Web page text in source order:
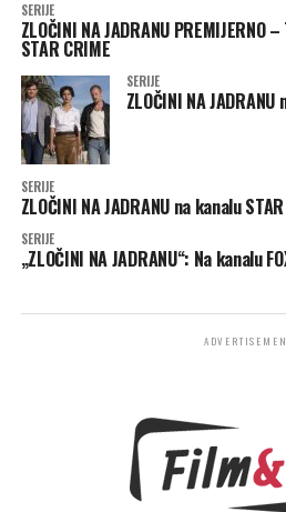
SERIJE
ZLOČINI NA JADRANU PREMIJERNO
STAR CRIME
SERIJE
ZLOČINI NA
SERIJE
ZLOČINI NA JADRANU na kanalu
SERIJE
„ZLOČINI NA JADRANU“: Na kanalu